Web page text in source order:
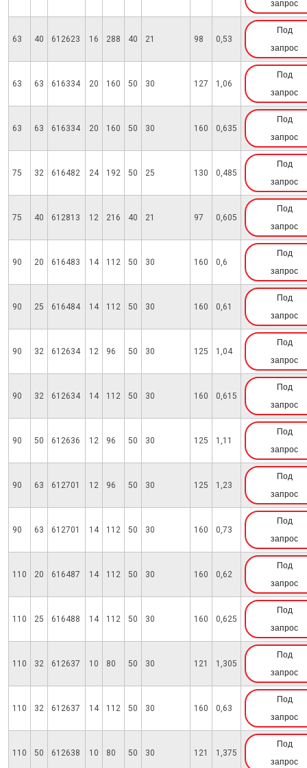
запрос
63 40 612623 16 288 40 21 98 0,53
Под
запрос
63 63 616334 20 160 50 30 127 1,06
Под
запрос
63 63 616334 20 160 50 30 160 0,635
Под
запрос
75 32 616482 24 192 50 25 130 0,485
Под
запрос
75 40 612813 12 216 40 21 97 0,605
Под
запрос
90 20 616483 14 112 50 30 160 0,6
Под
запрос
90 25 616484 14 112 50 30 160 0,61
Под
запрос
90 32 612634 12 96 50 30 125 1,04
Под
запрос
90 32 612634 14 112 50 30 160 0,615
Под
запрос
90 50 612636 12 96 50 30 125 1,11
Под
запрос
90 63 612701 12 96 50 30 125 1,23
Под
запрос
90 63 612701 14 112 50 30 160 0,73
Под
запрос
110 20 616487 14 112 50 30 160 0,62
Под
запрос
110 25 616488 14 112 50 30 160 0,625
Под
запрос
110 32 612637 10 80 50 30 121 1,305
Под
запрос
110 32 612637 14 112 50 30 160 0,63
Под
запрос
110 50 612638 10 80 50 30 121 1,375
Под
запрос